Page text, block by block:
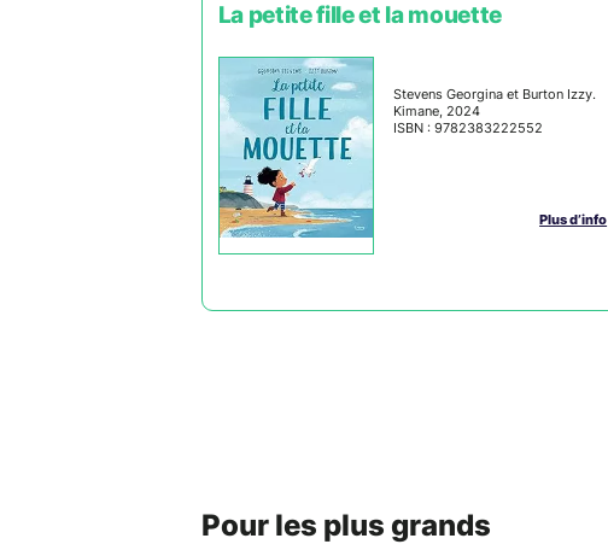
La petite fille et la mouette
Stevens Georgina et Burton Izzy.
Kimane, 2024
ISBN : 9782383222552
Plus d’info
Pour les plus grands